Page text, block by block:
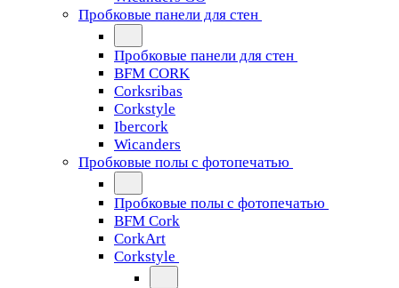
Пробковые панели для стен
Пробковые панели для стен
BFM CORK
Corksribas
Corkstyle
Ibercork
Wicanders
Пробковые полы с фотопечатью
Пробковые полы с фотопечатью
BFM Cork
CorkArt
Corkstyle